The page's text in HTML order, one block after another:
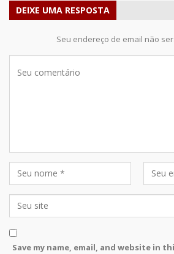
DEIXE UMA RESPOSTA
Seu endereço de email não
Save my name, email, and website in